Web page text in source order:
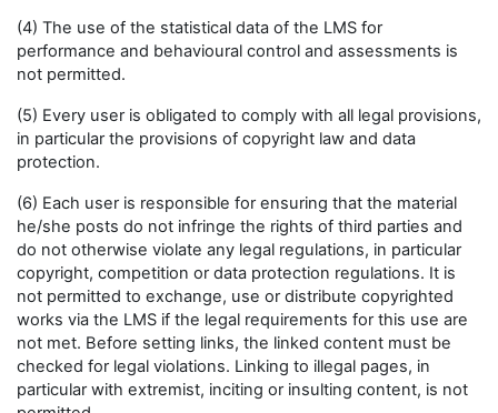
(4) The use of the statistical data of the LMS for
performance and behavioural control and assessments is
not permitted.
(5) Every user is obligated to comply with all legal provisions,
in particular the provisions of copyright law and data
protection.
(6) Each user is responsible for ensuring that the material
he/she posts do not infringe the rights of third parties and
do not otherwise violate any legal regulations, in particular
copyright, competition or data protection regulations. It is
not permitted to exchange, use or distribute copyrighted
works via the LMS if the legal requirements for this use are
not met. Before setting links, the linked content must be
checked for legal violations. Linking to illegal pages, in
particular with extremist, inciting or insulting content, is not